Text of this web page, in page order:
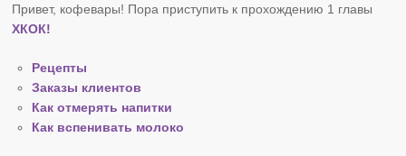
Привет, кофевары! Пора приступить к прохождению 1 главы
ХКОК!
Рецепты
Заказы клиентов
Как отмерять напитки
Как вспенивать молоко